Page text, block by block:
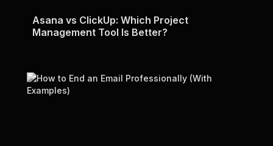
Asana vs ClickUp: Which Project
Management Tool Is Better?